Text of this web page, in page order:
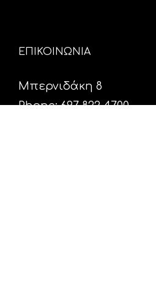
ΕΠΙΚΟΙΝΩΝΙΑ
Μπερνιδάκη 8
Phone: 697 822 4700